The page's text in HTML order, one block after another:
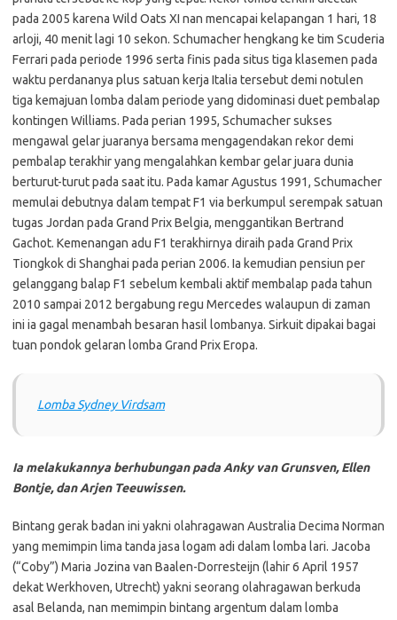
pada 2005 karena Wild Oats XI nan mencapai kelapangan 1 hari, 18
arloji, 40 menit lagi 10 sekon. Schumacher hengkang ke tim Scuderia
Ferrari pada periode 1996 serta finis pada situs tiga klasemen pada
waktu perdananya plus satuan kerja Italia tersebut demi notulen
tiga kemajuan lomba dalam periode yang didominasi duet pembalap
kontingen Williams. Pada perian 1995, Schumacher sukses
mengawal gelar juaranya bersama mengagendakan rekor demi
pembalap terakhir yang mengalahkan kembar gelar juara dunia
berturut-turut pada saat itu. Pada kamar Agustus 1991, Schumacher
memulai debutnya dalam tempat F1 via berkumpul serempak satuan
tugas Jordan pada Grand Prix Belgia, menggantikan Bertrand
Gachot. Kemenangan adu F1 terakhirnya diraih pada Grand Prix
Tiongkok di Shanghai pada perian 2006. Ia kemudian pensiun per
gelanggang balap F1 sebelum kembali aktif membalap pada tahun
2010 sampai 2012 bergabung regu Mercedes walaupun di zaman
ini ia gagal menambah besaran hasil lombanya. Sirkuit dipakai bagai
tuan pondok gelaran lomba Grand Prix Eropa.
Lomba Sydney Virdsam
Ia melakukannya berhubungan pada Anky van Grunsven, Ellen
Bontje, dan Arjen Teeuwissen.
Bintang gerak badan ini yakni olahragawan Australia Decima Norman
yang memimpin lima tanda jasa logam adi dalam lomba lari. Jacoba
(“Coby”) Maria Jozina van Baalen-Dorresteijn (lahir 6 April 1957
dekat Werkhoven, Utrecht) yakni seorang olahragawan berkuda
asal Belanda, nan memimpin bintang argentum dalam lomba